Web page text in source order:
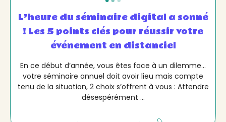
L’heure du séminaire digital a sonné
! Les 5 points clés pour réussir votre
événement en distanciel
En ce début d’année, vous êtes face à un dilemme…
votre séminaire annuel doit avoir lieu mais compte
tenu de la situation, 2 choix s’offrent à vous : Attendre
désespérément ...